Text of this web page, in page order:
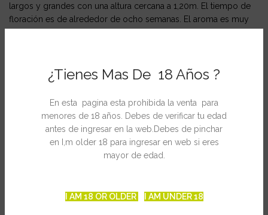
¿Tienes Mas De 18 Años ?
En esta pagina esta prohibida la venta para
menores de 18 años. Debes de verificar tu edad
antes de ingresar en la web.Debes de pinchar
en I,m older 18 para ingresar en web si eres
mayor de edad.
I AM 18 OR OLDER I AM UNDER 18
largos y grandes con una altura cercana a 1,20m. El tiempo de
floración es de alrededor de ocho semanas. El aroma es muy
Tiempo de floración: 60 días
Altura: 0,80 – 1 m
Cosecha: 80 días
Sabor / Olor: olor dulce fuerte y sabor a hachís negro, muy